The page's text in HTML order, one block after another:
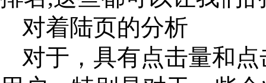
对着陆页的分析
对于，具有点击量和